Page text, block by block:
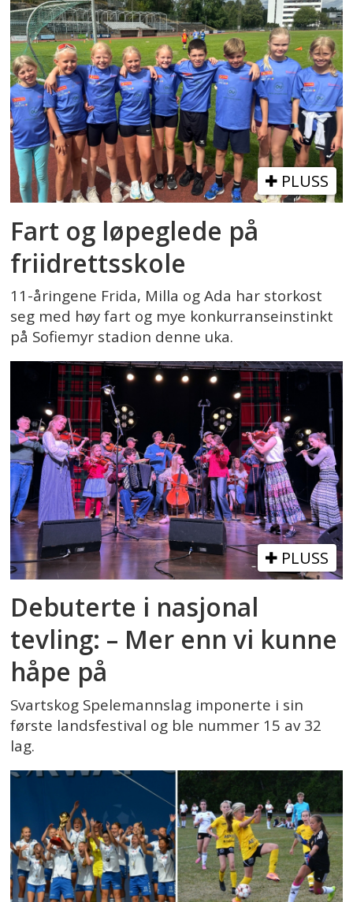
PLUSS
Fart og løpeglede på
friidrettsskole
11-åringene Frida, Milla og Ada har storkost
seg med høy fart og mye konkurranseinstinkt
på Sofiemyr stadion denne uka.
PLUSS
Debuterte i nasjonal
tevling: – Mer enn vi kunne
håpe på
Svartskog Spelemannslag imponerte i sin
første landsfestival og ble nummer 15 av 32
lag.